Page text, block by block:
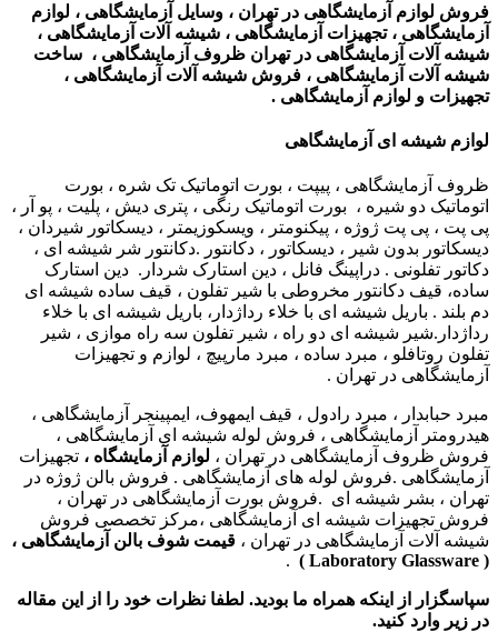
فروش لوازم آزمایشگاهی در تهران ، وسایل آزمایشگاهی ، لوازم
آزمایشگاهی ، تجهیزات آزمایشگاهی ، شیشه آلات آزمایشگاهی ،
شیشه آلات آزمایشگاهی در تهران ظروف آزمایشگاهی ، ساخت
شیشه آلات آزمایشگاهی ، فروش شیشه آلات آزمایشگاهی ،
تجهیزات و لوازم آزمایشگاهی .
لوازم شیشه ای آزمایشگاهی
ظروف آزمایشگاهی ، پیپت ، بورت اتوماتیک تک شره ، بورت
اتوماتیک دو شیره ، بورت اتوماتیک رنگی ، پتری دیش ، پلیت ، پو آر ،
پی پت ، پی پت ژوژه ، پیکنومتر ، ویسکوزیمتر ، دیسکاتور شیردان ،
دیسکاتور بدون شیر ، دیسکاتور ، دکانتور .دکانتور شر شیشه ای ،
دکاتور تفلونی . دراپینگ فانل ، دین استارک شردار. دین استارک
ساده، قیف دکانتور مخروطی با شیر تفلون ، قیف ساده شیشه ای
دم بلند . باریل شیشه ای با خلاء رداژدار، باریل شیشه ای با خلاء
رداژدار.شیر شیشه ای دو راه ، شیر تفلون سه راه موازی ، شیر
تفلون روتافلو ، مبرد ساده ، مبرد مارپیچ ، لوازم و تجهیزات
آزمایشگاهی در تهران .
مبرد حبابدار ، مبرد رادول ، قیف ایمهوف، ایمپینجر آزمایشگاهی ،
هیدرومتر آزمایشگاهی ، فروش لوله شیشه ای آزمایشگاهی ،
فروش ظروف آزمایشگاهی در تهران ، لوازم آزمایشگاه ، تجهیزات
آزمایشگاهی .فروش لوله های آزمایشگاهی . فروش بالن ژوژه در
تهران ، بشر شیشه ای .فروش بورت آزمایشگاهی در تهران ،
فروش تجهیزات شیشه ای آزمایشگاهی ،مرکز تخصصی فروش
شیشه آلات آزمایشگاهی در تهران ، قیمت شوف بالن آزمایشگاهی ،
( Laboratory Glassware )
.
سپاسگزار از اینکه همراه ما بودید. لطفا نظرات خود را از این مقاله
در زیر وارد کنید.